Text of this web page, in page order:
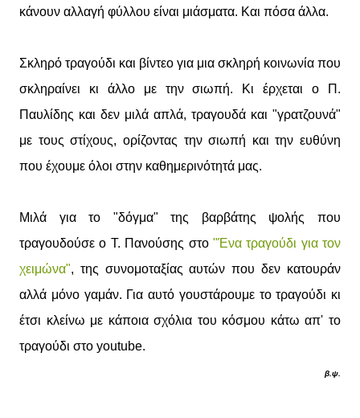
κάνουν αλλαγή φύλλου είναι μιάσματα. Και πόσα άλλα.
Σκληρό τραγούδι και βίντεο για μια σκληρή κοινωνία που
σκληραίνει κι άλλο με την σιωπή. Κι έρχεται ο Π.
Παυλίδης και δεν μιλά απλά, τραγουδά και "γρατζουνά"
με τους στίχους, ορίζοντας την σιωπή και την ευθύνη
που έχουμε όλοι στην καθημερινότητά μας.
Μιλά για το "δόγμα" της βαρβάτης ψολής που
τραγουδούσε ο Τ. Πανούσης στο "Ένα τραγούδι για τον
χειμώνα", της συνομοταξίας αυτών που δεν κατουράν
αλλά μόνο γαμάν. Για αυτό γουστάρουμε το τραγούδι κι
έτσι κλείνω με κάποια σχόλια του κόσμου κάτω απ' το
τραγούδι στο youtube.
β.ψ.